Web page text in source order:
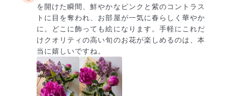
を開けた瞬間、鮮やかなピンクと紫のコントラス
トに目を奪われ、お部屋が一気に春らしく華やか
に。どこに飾っても絵になります。手軽にこれだ
けクオリティの高い旬のお花が楽しめるのは、本
当に嬉しいですね。